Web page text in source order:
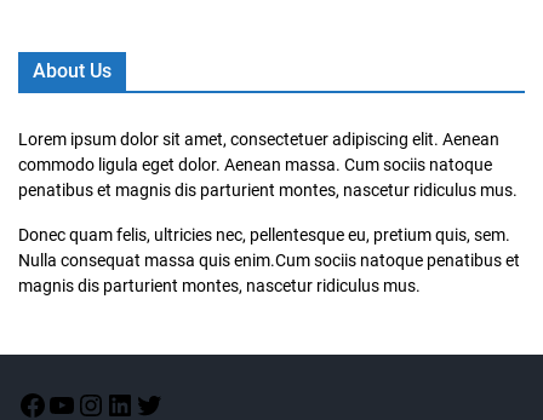
About Us
Lorem ipsum dolor sit amet, consectetuer adipiscing elit. Aenean
commodo ligula eget dolor. Aenean massa. Cum sociis natoque
penatibus et magnis dis parturient montes, nascetur ridiculus mus.
Donec quam felis, ultricies nec, pellentesque eu, pretium quis, sem.
Nulla consequat massa quis enim.Cum sociis natoque penatibus et
magnis dis parturient montes, nascetur ridiculus mus.